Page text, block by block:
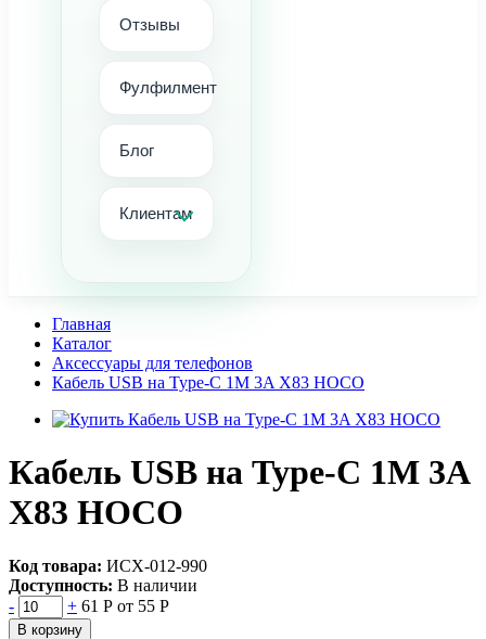
Отзывы
Фулфилмент
Блог
Клиентам
Главная
Каталог
Аксессуары для телефонов
Кабель USB на Type-C 1M 3A X83 HOCO
Кабель USB на Type-C 1M 3A
X83 HOCO
Код товара: ИСХ-012-990
Доступность: В наличии
-
+ 61 Р от 55 Р
В корзину